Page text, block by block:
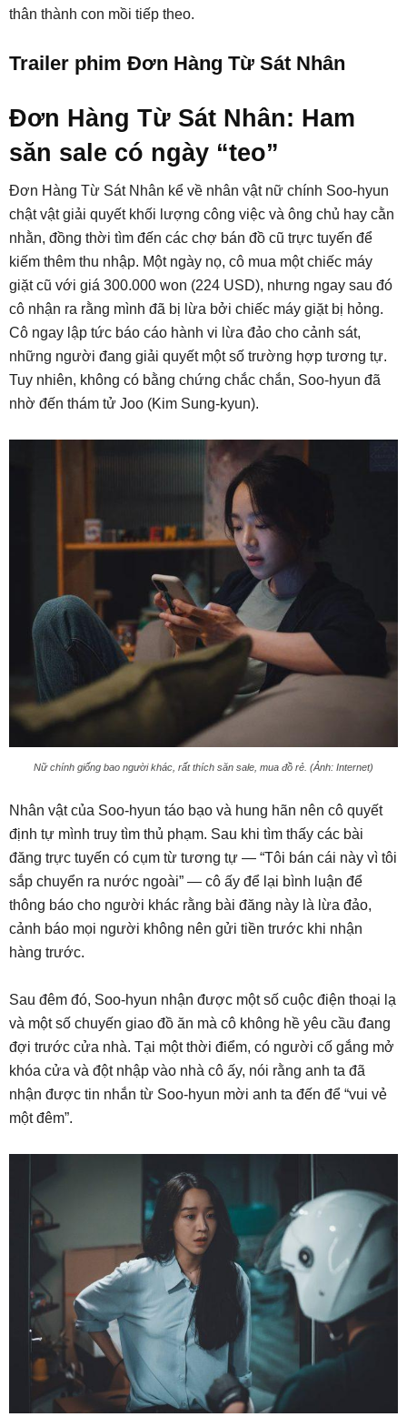
thân thành con mồi tiếp theo.
Trailer phim Đơn Hàng Từ Sát Nhân
Đơn Hàng Từ Sát Nhân: Ham
săn sale có ngày “teo”
Đơn Hàng Từ Sát Nhân kể về nhân vật nữ chính Soo-hyun
chật vật giải quyết khối lượng công việc và ông chủ hay cằn
nhằn, đồng thời tìm đến các chợ bán đồ cũ trực tuyến để
kiếm thêm thu nhập. Một ngày nọ, cô mua một chiếc máy
giặt cũ với giá 300.000 won (224 USD), nhưng ngay sau đó
cô nhận ra rằng mình đã bị lừa bởi chiếc máy giặt bị hỏng.
Cô ngay lập tức báo cáo hành vi lừa đảo cho cảnh sát,
những người đang giải quyết một số trường hợp tương tự.
Tuy nhiên, không có bằng chứng chắc chắn, Soo-hyun đã
nhờ đến thám tử Joo (Kim Sung-kyun).
Nữ chính giống bao người khác, rất thích săn sale, mua đồ rẻ. (Ảnh: Internet)
Nhân vật của Soo-hyun táo bạo và hung hãn nên cô quyết
định tự mình truy tìm thủ phạm. Sau khi tìm thấy các bài
đăng trực tuyến có cụm từ tương tự — “Tôi bán cái này vì tôi
sắp chuyển ra nước ngoài” — cô ấy để lại bình luận để
thông báo cho người khác rằng bài đăng này là lừa đảo,
cảnh báo mọi người không nên gửi tiền trước khi nhận
hàng trước.
Sau đêm đó, Soo-hyun nhận được một số cuộc điện thoại lạ
và một số chuyến giao đồ ăn mà cô không hề yêu cầu đang
đợi trước cửa nhà. Tại một thời điểm, có người cố gắng mở
khóa cửa và đột nhập vào nhà cô ấy, nói rằng anh ta đã
nhận được tin nhắn từ Soo-hyun mời anh ta đến để “vui vẻ
một đêm”.